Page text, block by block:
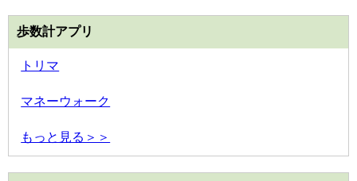
歩数計アプリ
トリマ
マネーウォーク
もっと見る＞＞